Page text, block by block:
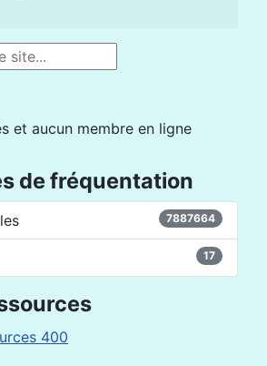
et aucun membre en ligne
de fréquentation
7887664
17